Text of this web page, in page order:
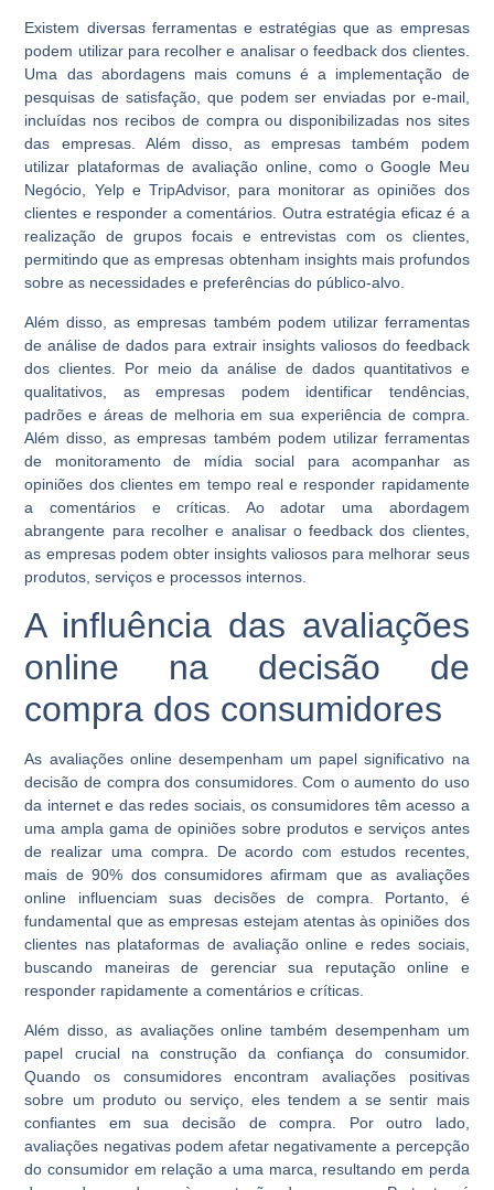
Existem diversas ferramentas e estratégias que as empresas
podem utilizar para recolher e analisar o feedback dos clientes.
Uma das abordagens mais comuns é a implementação de
pesquisas de satisfação, que podem ser enviadas por e-mail,
incluídas nos recibos de compra ou disponibilizadas nos sites
das empresas. Além disso, as empresas também podem
utilizar plataformas de avaliação online, como o Google Meu
Negócio, Yelp e TripAdvisor, para monitorar as opiniões dos
clientes e responder a comentários. Outra estratégia eficaz é a
realização de grupos focais e entrevistas com os clientes,
permitindo que as empresas obtenham insights mais profundos
sobre as necessidades e preferências do público-alvo.
Além disso, as empresas também podem utilizar ferramentas
de análise de dados para extrair insights valiosos do feedback
dos clientes. Por meio da análise de dados quantitativos e
qualitativos, as empresas podem identificar tendências,
padrões e áreas de melhoria em sua experiência de compra.
Além disso, as empresas também podem utilizar ferramentas
de monitoramento de mídia social para acompanhar as
opiniões dos clientes em tempo real e responder rapidamente
a comentários e críticas. Ao adotar uma abordagem
abrangente para recolher e analisar o feedback dos clientes,
as empresas podem obter insights valiosos para melhorar seus
produtos, serviços e processos internos.
A influência das avaliações
online na decisão de
compra dos consumidores
As avaliações online desempenham um papel significativo na
decisão de compra dos consumidores. Com o aumento do uso
da internet e das redes sociais, os consumidores têm acesso a
uma ampla gama de opiniões sobre produtos e serviços antes
de realizar uma compra. De acordo com estudos recentes,
mais de 90% dos consumidores afirmam que as avaliações
online influenciam suas decisões de compra. Portanto, é
fundamental que as empresas estejam atentas às opiniões dos
clientes nas plataformas de avaliação online e redes sociais,
buscando maneiras de gerenciar sua reputação online e
responder rapidamente a comentários e críticas.
Além disso, as avaliações online também desempenham um
papel crucial na construção da confiança do consumidor.
Quando os consumidores encontram avaliações positivas
sobre um produto ou serviço, eles tendem a se sentir mais
confiantes em sua decisão de compra. Por outro lado,
avaliações negativas podem afetar negativamente a percepção
do consumidor em relação a uma marca, resultando em perda